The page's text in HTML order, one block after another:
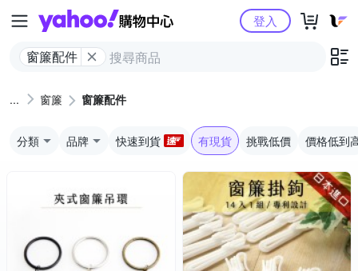
Yahoo購物中心
窗簾配件
登入
窗簾 窗簾配件
分類 品牌 快速到貨 有現貨 挑戰低價 價格低到